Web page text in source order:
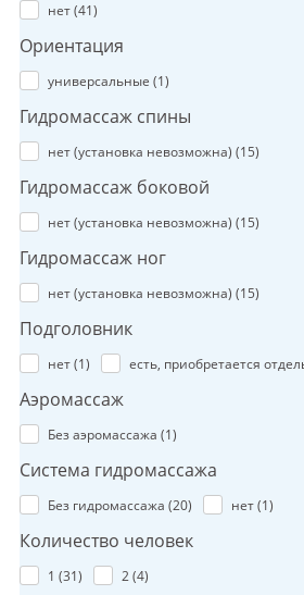
нет (41)
Ориентация
универсальные (1)
Гидромассаж спины
нет (установка невозможна) (15)
Гидромассаж боковой
нет (установка невозможна) (15)
Гидромассаж ног
нет (установка невозможна) (15)
Подголовник
нет (1) есть, приобретается
Аэромассаж
Без аэромассажа (1)
Система гидромассажа
Без гидромассажа (20) нет (1)
Количество человек
1 (31) 2 (4)